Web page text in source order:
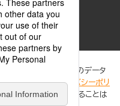
、著作権者からコンテンツ使用許諾を
上のためにCookie等のデータ
の詳細は、「プライバシーポリ
者の個人情報を追跡することは